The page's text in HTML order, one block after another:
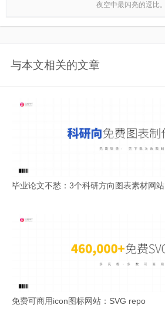
夜空中最闪亮的逗比。
与本文相关的文章
毕业论文不愁：3个科研方向图表素材网站
免费可商用icon图标网站：SVG repo